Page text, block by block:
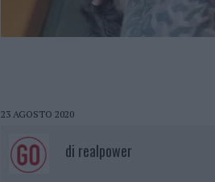
23 AGOSTO 2020
di realpower